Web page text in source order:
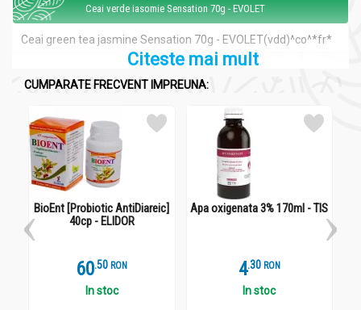
Ceai verde iasomie Sensation 70g - EVOLET
Ceai green tea jasmine Sensation 70g - EVOLET(vdd)^co^*fr*
Citeste mai mult
CUMPARATE FRECVENT IMPREUNA:
BioEnt [Probiotic AntiDiareic]
40cp - ELIDOR
60.5 RON
In stoc
Apa oxigenata 3% 170ml - TIS
4.3 RON
In stoc